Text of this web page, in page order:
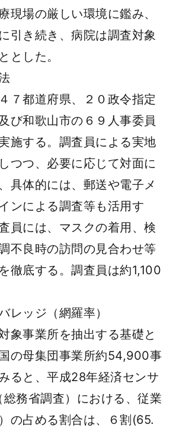
現場の厳しい環境に鑑み、
引き続き、病院は調査対象
とした。
７都道府県、２０政令指定
び和歌山市の６９人事委員
施する。調査員による実地
つつ、必要に応じて対面に
具体的には、郵送や電子メ
ンによる調査等も活用す
員には、マスクの着用、検
不良時の訪問の見合わせ等
徹底する。調査員は約1,100
レッジ（網羅率）
象事業所を抽出する基礎と
の母集団事業所約54,900事
ると、平成28年経済センサ
務省調査）における、従業
の占める割合は、６割(65.